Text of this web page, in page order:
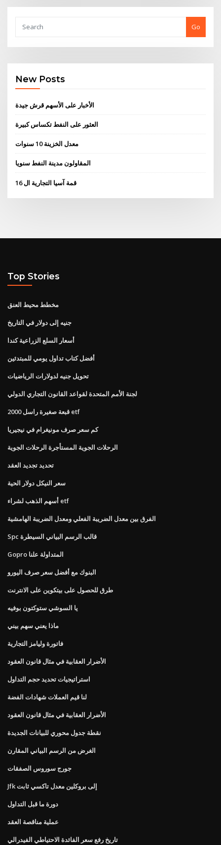
Go
New Posts
الأخبار على الأسهم قرش جيدة
العثور على النفط تكساس كبيرة
معدل الخزينة 10 سنوات
المقاولون مدينة النفط سنويا
قمة آسيا التجارية ال 16
Top Stories
مخطط محيط العنق
جنيه إلى دولار في التاريخ
أسعار السلع الزراعية كندا
أفضل كتاب تداول يومي للمبتدئين
تحويل جنيه لدولارات الرياضيات
لجنة الأمم المتحدة لقواعد القانون التجاري الدولي
قبعة صغيرة راسل 2000 etf
كم سعر صرف مونيغرام في نيجيريا
الرحلات الجوية المستأجرة الرحلات الجوية
تحديد تجديد العقد
سعر النيكل دولار الحية
أسهم الذهب لشراء etf
الفرق بين معدل الضريبة الفعلي ومعدل الضريبة الهامشية
Spc قالب الرسم البياني السيطرة
Gopro المتداولة علنا
البنوك مع أفضل سعر صرف اليورو
طرق للحصول على بيتكوين على الانترنت
يا السوشي ستوكتون بوفيه
ماذا يعني سهم بيني
فاتورة وليامز التجارية
الأضرار العقابية في مثال قانون العقود
استراتيجيات تحديد حجم التداول
لنا قيم العملات شهادات الفضة
الأضرار العقابية في مثال قانون العقود
نقطة جدول محوري للبيانات الجديدة
الغرض من الرسم البياني المقارن
جورج سوروس الصفقات
Jfk إلى بروكلين معدل تاكسي ثابت
دورة ما قبل التداول
عملية مناقصة العقد
تاريخ رفع سعر الفائدة الاحتياطي الفيدرالي